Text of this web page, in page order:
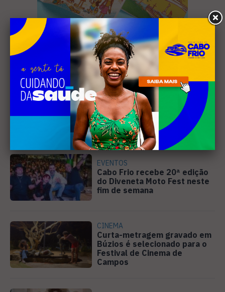
Leia Também
EVENTOS
Cabo Frio recebe 20ª edição
do Diveneta Moto Fest neste
fim de semana
CINEMA
Curta-metragem gravado em
Búzios é selecionado para o
Festival de Cinema de
Campos